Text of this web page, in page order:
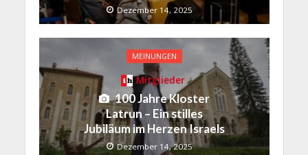
Dezember 14, 2025
MEINUNGEN
Mitglieder
100 Jahre Kloster
Latrun – Ein stilles
Jubiläum im Herzen Israels
Dezember 14, 2025